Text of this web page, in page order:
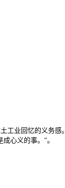
工业回忆的义务感
心义的事。”。